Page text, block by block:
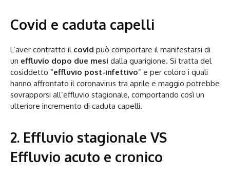
Covid e caduta capelli
L’aver contratto il covid può comportare il manifestarsi di
un effluvio dopo due mesi dalla guarigione. Si tratta del
cosiddetto “effluvio post-infettivo” e per coloro i quali
hanno affrontato il coronavirus tra aprile e maggio potrebbe
sovrapporsi all’effluvio stagionale, comportando così un
ulteriore incremento di caduta capelli.
2. Effluvio stagionale VS
Effluvio acuto e cronico